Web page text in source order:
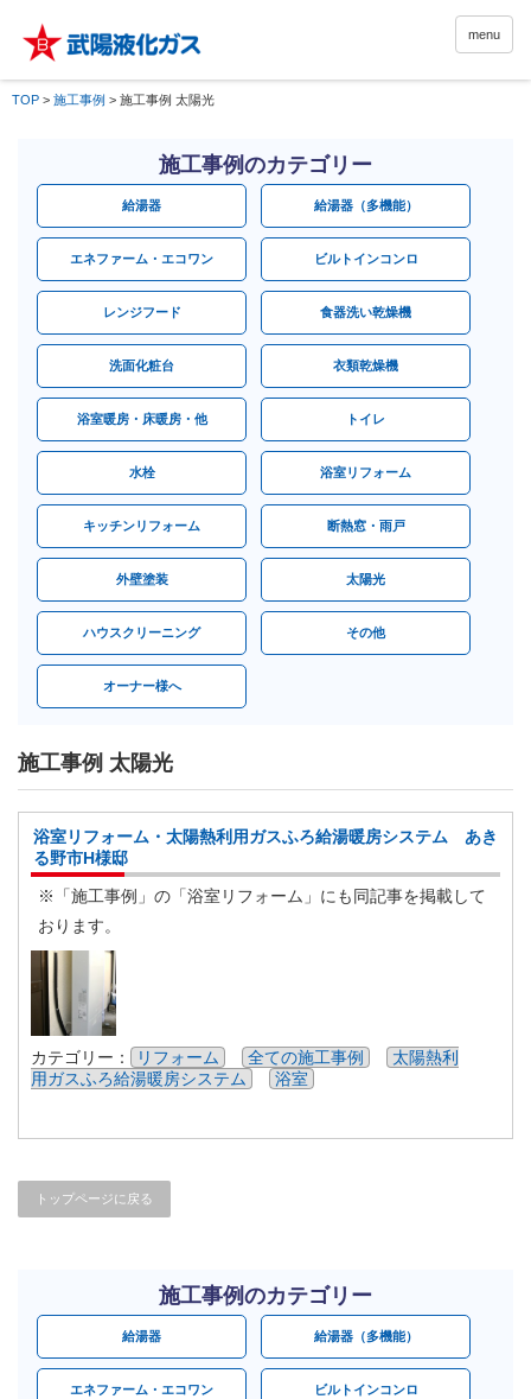
menu
TOP > 施工事例 > 施工事例 太陽光
施工事例のカテゴリー
給湯器 給湯器（多機能）
エネファーム・エコワン ビルトインコンロ
レンジフード 食器洗い乾燥機
洗面化粧台 衣類乾燥機
浴室暖房・床暖房・他 トイレ
水栓 浴室リフォーム
キッチンリフォーム 断熱窓・雨戸
外壁塗装 太陽光
ハウスクリーニング その他
オーナー様へ
施工事例 太陽光
浴室リフォーム・太陽熱利用ガスふろ給湯暖房システム あき
る野市H様邸
※「施工事例」の「浴室リフォーム」にも同記事を掲載して
おります。
カテゴリー： リフォーム 全ての施工事例
太陽熱利
用ガスふろ給湯暖房システム
浴室
トップページに戻る
施工事例のカテゴリー
給湯器 給湯器（多機能）
エネファーム・エコワン ビルトインコンロ